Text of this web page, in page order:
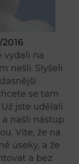
vydali na
nešli. Slyšeli
se tam
jste udělali
našli nástup
Víte, že na
úseky, a že
a bez